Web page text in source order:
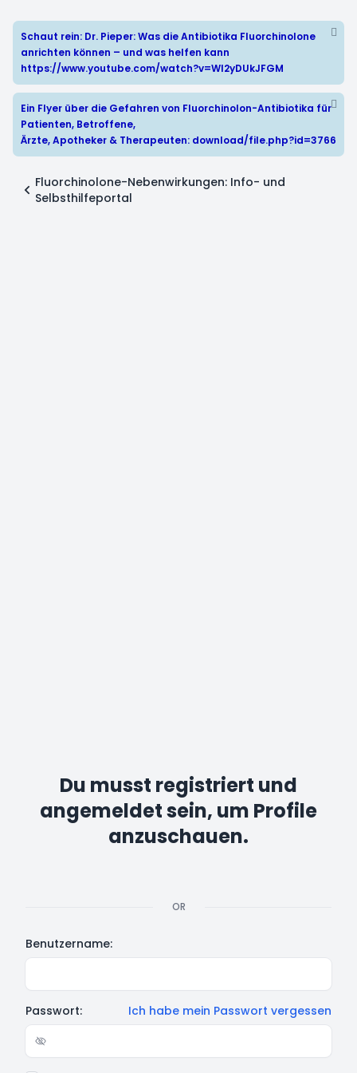
Schaut rein: Dr. Pieper: Was die Antibiotika Fluorchinolone
anrichten können – und was helfen kann
https://www.youtube.com/watch?v=WI2yDUkJFGM
Ein Flyer über die Gefahren von Fluorchinolon-Antibiotika für
Patienten, Betroffene,
Ärzte, Apotheker & Therapeuten: download/file.php?id=3766
Fluorchinolone-Nebenwirkungen: Info- und
Selbsthilfeportal
Du musst registriert und
angemeldet sein, um Profile
anzuschauen.
OR
Benutzername:
Passwort: Ich habe mein Passwort vergessen
Show/hide password